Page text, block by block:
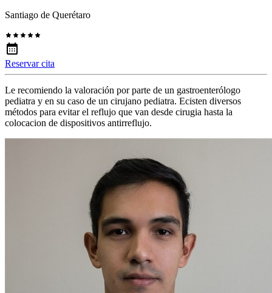
Santiago de Querétaro
Reservar cita
Le recomiendo la valoración por parte de un gastroenterólogo
pediatra y en su caso de un cirujano pediatra. Ecisten diversos
métodos para evitar el reflujo que van desde cirugia hasta la
colocacion de dispositivos antirreflujo.